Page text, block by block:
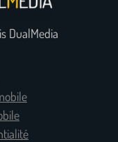
DualMedia